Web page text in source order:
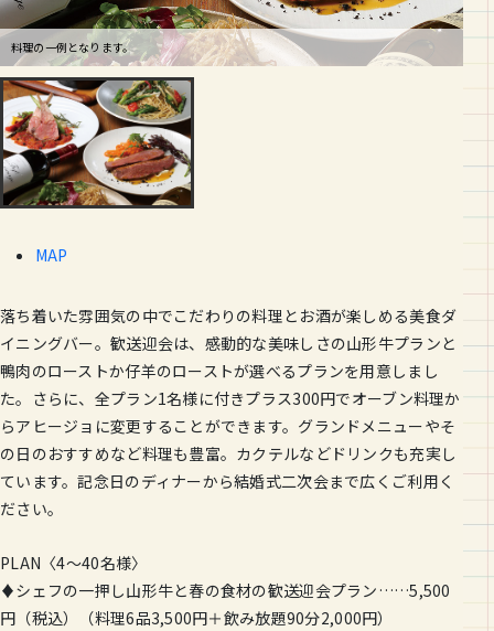
料理の一例となります。
MAP
落ち着いた雰囲気の中でこだわりの料理とお酒が楽しめる美食ダ
イニングバー。歓送迎会は、感動的な美味しさの山形牛プランと
鴨肉のローストか仔羊のローストが選べるプランを用意しまし
た。さらに、全プラン1名様に付きプラス300円でオーブン料理か
らアヒージョに変更することができます。グランドメニューやそ
の日のおすすめなど料理も豊富。カクテルなどドリンクも充実し
ています。記念日のディナーから結婚式二次会まで広くご利用く
ださい。
PLAN〈4〜40名様〉
♦シェフの一押し山形牛と春の食材の歓送迎会プラン……5,500
円（税込）（料理6品3,500円＋飲み放題90分2,000円）